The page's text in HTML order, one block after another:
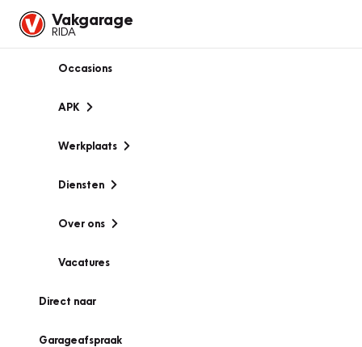
Vakgarage
RIDA
Occasions
APK
Werkplaats
Diensten
Over ons
Vacatures
Direct naar
Garageafspraak